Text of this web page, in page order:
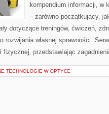
kompendium informacji, w
– zarówno początkujący,
dotyczące treningów, ćwiczeń,
rozwijania własnej sprawności.
fizycznej, przedstawiając
TECHNOLOGIE W OPTYCE